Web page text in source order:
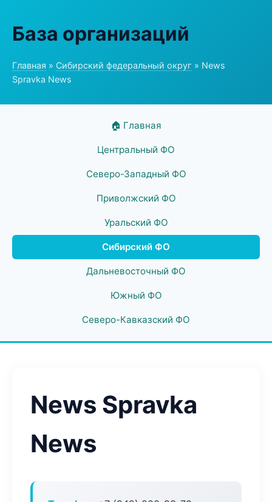
База организаций
Главная » Сибирский федеральный округ » News
Spravka News
🏠 Главная
Центральный ФО
Северо-Западный ФО
Приволжский ФО
Уральский ФО
Сибирский ФО
Дальневосточный ФО
Южный ФО
Северо-Кавказский ФО
News Spravka
News